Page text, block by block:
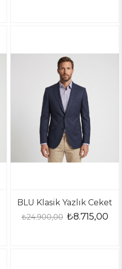
BLU Klasik Yazlık Ceket
₺8.715,00
₺24.900,00